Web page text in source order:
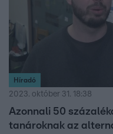
Híradó
2023. október 31. 18:38
Azonnali 50
tanároknak az